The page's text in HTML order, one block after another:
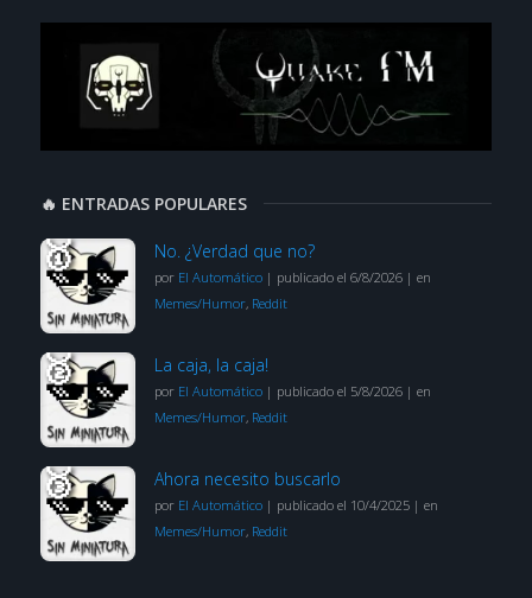
🔥 ENTRADAS POPULARES
No. ¿Verdad que no?
por El Automático| publicado el 6/8/2026| en
Memes/Humor, Reddit
La caja, la caja!
por El Automático| publicado el 5/8/2026| en
Memes/Humor, Reddit
Ahora necesito buscarlo
por El Automático| publicado el 10/4/2025| en
Memes/Humor, Reddit